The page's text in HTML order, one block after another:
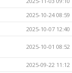
2025-10-24 08:59
2025-10-07 12:40
2025-10-01 08:52
2025-09-22 11:12